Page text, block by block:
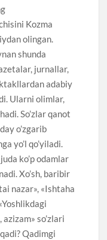
Kozma
olingan.
shunda
jurnallar,
adabiy
Ularni olimlar,
So’zlar qanot
o’zgarib
yo’l qo’yiladi.
ko’p odamlar
Xo’sh, baribir
nazar», «Ishtaha
so’zlari
Qadimgi